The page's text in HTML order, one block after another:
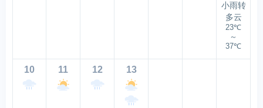
小雨转
多云
23℃
～
37℃
10 11 12 13